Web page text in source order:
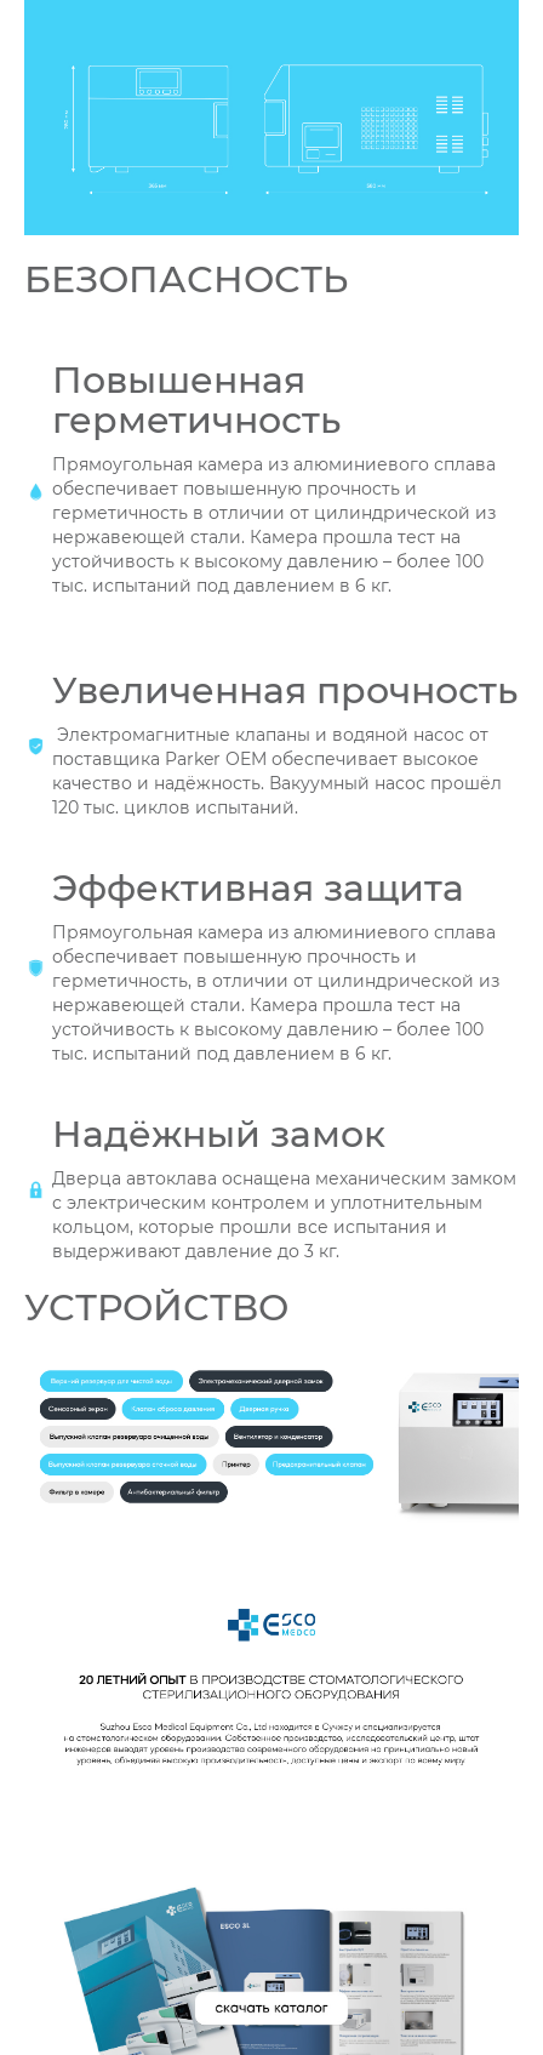
БЕЗОПАСНОСТЬ
Повышенная
герметичность
Прямоугольная камера из алюминиевого сплава
обеспечивает повышенную прочность и
герметичность в отличии от цилиндрической из
нержавеющей стали. Камера прошла тест на
устойчивость к высокому давлению – более 100
тыс. испытаний под давлением в 6 кг.
Увеличенная прочность
Электромагнитные клапаны и водяной насос от
поставщика Parker OEM обеспечивает высокое
качество и надёжность. Вакуумный насос прошёл
120 тыс. циклов испытаний.
Эффективная защита
Прямоугольная камера из алюминиевого сплава
обеспечивает повышенную прочность и
герметичность, в отличии от цилиндрической из
нержавеющей стали. Камера прошла тест на
устойчивость к высокому давлению – более 100
тыс. испытаний под давлением в 6 кг.
Надёжный замок
Дверца автоклава оснащена механическим замком
с электрическим контролем и уплотнительным
кольцом, которые прошли все испытания и
выдерживают давление до 3 кг.
УСТРОЙСТВО